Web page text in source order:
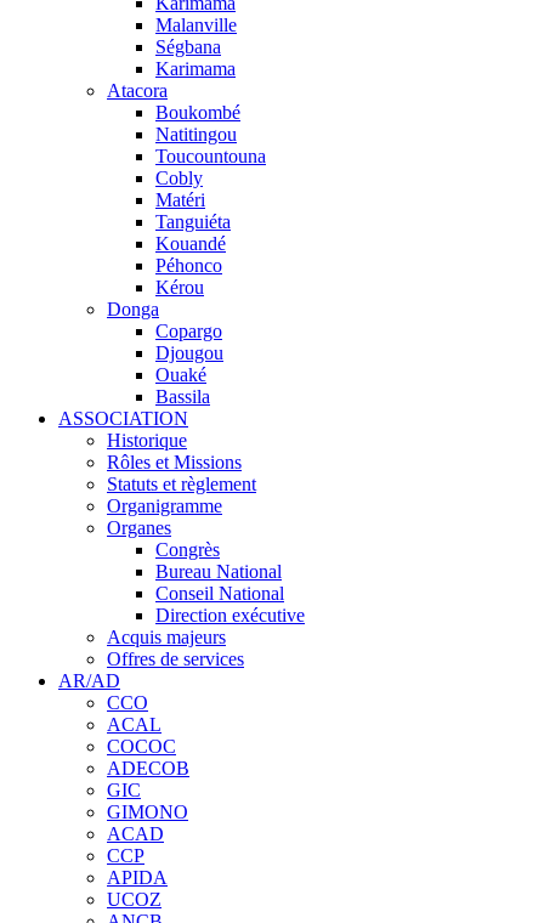
Malanville
Ségbana
Karimama
Atacora
Boukombé
Natitingou
Toucountouna
Cobly
Matéri
Tanguiéta
Kouandé
Péhonco
Kérou
Donga
Copargo
Djougou
Ouaké
Bassila
ASSOCIATION
Historique
Rôles et Missions
Statuts et règlement
Organigramme
Organes
Congrès
Bureau National
Conseil National
Direction exécutive
Acquis majeurs
Offres de services
AR/AD
CCO
ACAL
COCOC
ADECOB
GIC
GIMONO
ACAD
CCP
APIDA
UCOZ